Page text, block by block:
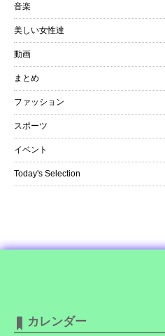
音楽
美しい女性達
動画
まとめ
ファッション
スポーツ
イベント
Today's Selection
カレンダー